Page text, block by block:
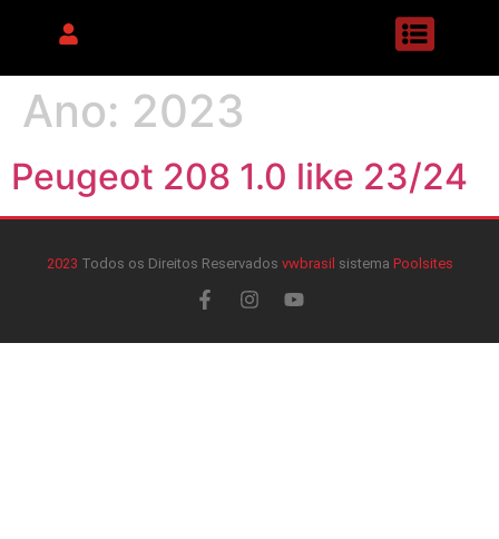
Ano: 2023
Peugeot 208 1.0 like 23/24
2023 Todos os Direitos Reservados vwbrasil sistema Poolsites